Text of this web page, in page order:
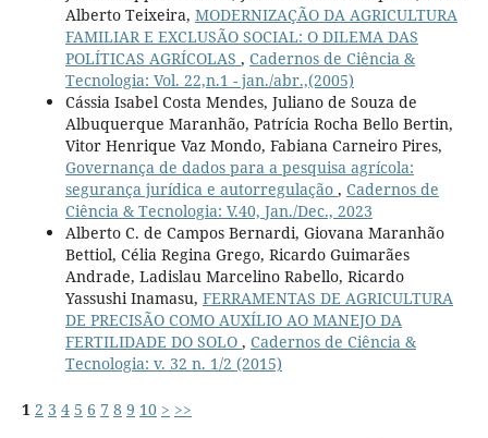
Alberto Teixeira, MODERNIZAÇÃO DA AGRICULTURA
FAMILIAR E EXCLUSÃO SOCIAL: O DILEMA DAS
POLÍTICAS AGRÍCOLAS , Cadernos de Ciência &
Tecnologia: Vol. 22,n.1 - jan./abr.,(2005)
Cássia Isabel Costa Mendes, Juliano de Souza de
Albuquerque Maranhão, Patrícia Rocha Bello Bertin,
Vitor Henrique Vaz Mondo, Fabiana Carneiro Pires,
Governança de dados para a pesquisa agrícola:
segurança jurídica e autorregulação , Cadernos de
Ciência & Tecnologia: V.40, Jan./Dec., 2023
Alberto C. de Campos Bernardi, Giovana Maranhão
Bettiol, Célia Regina Grego, Ricardo Guimarães
Andrade, Ladislau Marcelino Rabello, Ricardo
Yassushi Inamasu, FERRAMENTAS DE AGRICULTURA
DE PRECISÃO COMO AUXÍLIO AO MANEJO DA
FERTILIDADE DO SOLO , Cadernos de Ciência &
Tecnologia: v. 32 n. 1/2 (2015)
1 2 3 4 5 6 7 8 9 10 > >>